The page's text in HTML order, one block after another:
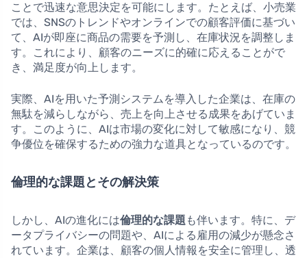
ことで迅速な意思決定を可能にします。たとえば、小売業
では、SNSのトレンドやオンラインでの顧客評価に基づい
て、AIが即座に商品の需要を予測し、在庫状況を調整しま
す。これにより、顧客のニーズに的確に応えることがで
き、満足度が向上します。
実際、AIを用いた予測システムを導入した企業は、在庫の
無駄を減らしながら、売上を向上させる成果をあげていま
す。このように、AIは市場の変化に対して敏感になり、競
争優位を確保するための強力な道具となっているのです。
倫理的な課題とその解決策
しかし、AIの進化には倫理的な課題 も伴います。特に、デ
ータプライバシーの問題や、AIによる雇用の減少が懸念さ
れています。企業は、顧客の個人情報を安全に管理し、透